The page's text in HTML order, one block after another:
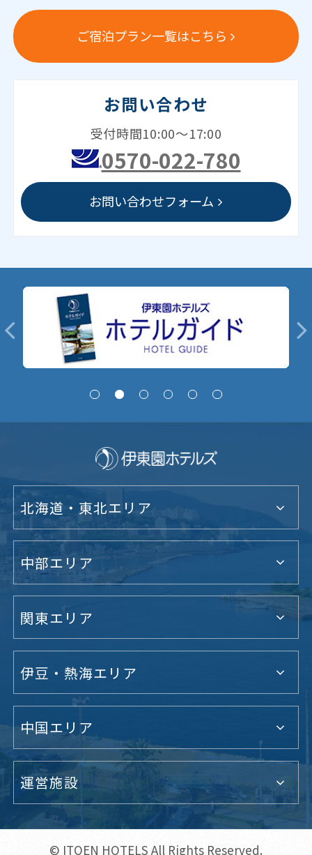
ご宿泊プラン一覧はこちら
お問い合わせ
受付時間10:00～17:00
0570-022-780
お問い合わせフォーム
北海道・東北エリア
中部エリア
関東エリア
伊豆・熱海エリア
中国エリア
運営施設
© ITOEN HOTELS All Rights Reserved.